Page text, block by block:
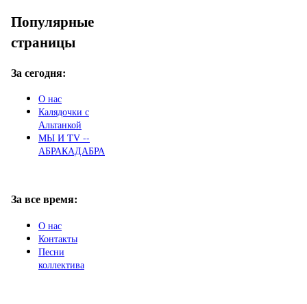
Популярные
страницы
За сегодня:
О нас
Калядочки с
Альтанкой
МЫ И TV --
АБРАКАДАБРА
За все время:
О нас
Контакты
Песни
коллектива